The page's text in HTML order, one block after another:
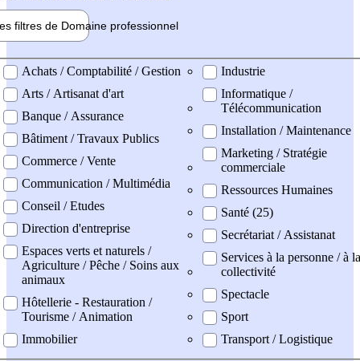
filtres de Domaine professionnel
professionel
Achats / Comptabilité / Gestion
Arts / Artisanat d'art
Banque / Assurance
Bâtiment / Travaux Publics
Commerce / Vente
Communication / Multimédia
Conseil / Etudes
Direction d'entreprise
Espaces verts et naturels /
Agriculture / Pêche / Soins aux
animaux
Hôtellerie - Restauration /
Tourisme / Animation
Immobilier
Industrie
Informatique /
Télécommunication
Installation / Maintenance
Marketing / Stratégie
commerciale
Ressources Humaines
Santé (25)
Secrétariat / Assistanat
Services à la personne / à la
collectivité
Spectacle
Sport
Transport / Logistique